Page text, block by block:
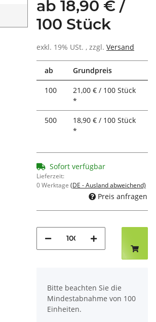
ab 18,90 € /
100 Stück
exkl. 19% USt. , zzgl. Versand
ab Grundpreis
100
21,00 € / 100 Stück
*
500
18,90 € / 100 Stück
*
Sofort verfügbar
Lieferzeit:
0 Werktage (DE - Ausland abweichend)
Preis anfragen
Bitte beachten Sie die
Mindestabnahme von 100
Einheiten.